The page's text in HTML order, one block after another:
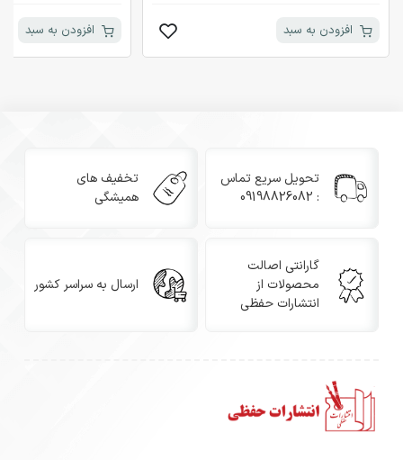
افزودن به سبد افزودن به سبد
تحویل سریع تماس
: 09198826082
تخفیف های
همیشگی
گارانتی اصالت
محصولات از
انتشارات حفظی
ارسال به سراسر کشور